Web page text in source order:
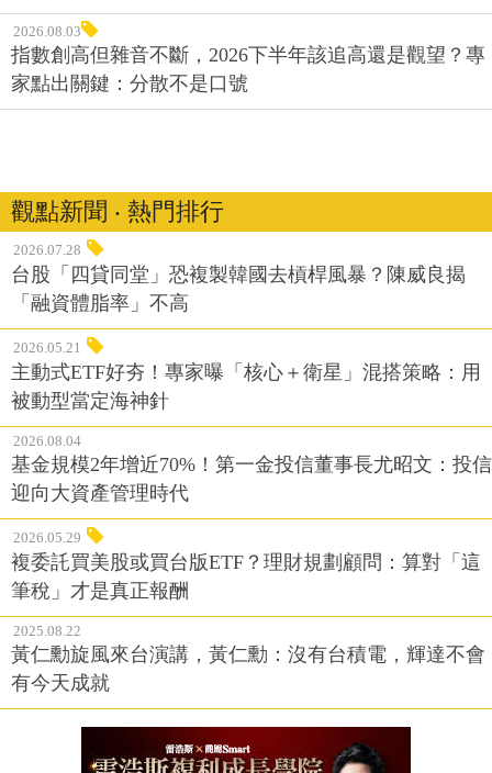
2026.08.03
指數創高但雜音不斷，2026下半年該追高還是觀望？專
家點出關鍵：分散不是口號
觀點新聞 ‧ 熱門排行
2026.07.28
台股「四貸同堂」恐複製韓國去槓桿風暴？陳威良揭
「融資體脂率」不高
2026.05.21
主動式ETF好夯！專家曝「核心＋衛星」混搭策略：用
被動型當定海神針
2026.08.04
基金規模2年增近70%！第一金投信董事長尤昭文：投信
迎向大資產管理時代
2026.05.29
複委託買美股或買台版ETF？理財規劃顧問：算對「這
筆稅」才是真正報酬
2025.08.22
黃仁勳旋風來台演講，黃仁勳：沒有台積電，輝達不會
有今天成就